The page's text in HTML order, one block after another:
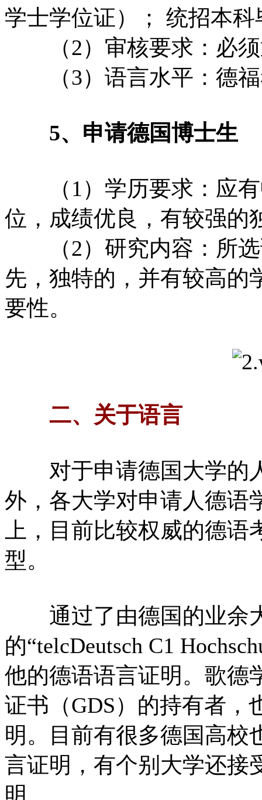
学士学位证）； 统招本科
（2）审核要求：必须
（3）语言水平：德福
5、申请德国博士生
（1）学历要求：应有
位，成绩优良，有较强
（2）研究内容：所选
先，独特的，并有较高的
要性。
二、关于语言
对于申请德国大学的
外，各大学对申请人德语
上，目前比较权威的德语
型。
通过了由德国的业余
的“telcDeutsch C1
他的德语语言证明。歌德
证书（GDS）的持有者，
明。目前有很多德国高校
言证明，有个别大学还接
明。